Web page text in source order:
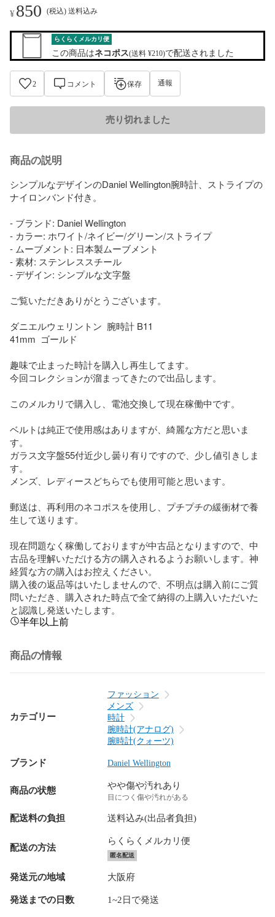
¥850 (税込) 送料込み
らくらくメルカリ便
この商品はネコポス(送料 ¥210)で配送されました
2 コメント 保存 通報
売り切れました
商品の説明
シンプルなデザインのDaniel Wellington腕時計、ストライプの
ナイロンバンド付き。
- ブランド: Daniel Wellington
- カラー: ホワイト/ネイビー/グリーン/ストライプ
- ムーブメント: 日本製ムーブメント
- 素材: ステンレススチール
- デザイン: シンプルな文字盤
ご覧いただきありがとうございます。
ダニエルウェリントン  腕時計 B11
41mm  ゴールド
趣味で止まった時計を購入し再生してます。
今回コレクションが溜まってきたので出品します。
このメルカリで購入し、電池交換して現在稼働中です。
ベルトは純正で使用感はありますが、綺麗な方だと思いま
す。
ガラス文字盤55付近少し曇り有りですので、少し値引きしま
す。
メンズ、レディースどちらでも使用可能と思います。
郵送は、再利用のネコポスを使用し、プチプチの緩衝材で養
生して送ります。
現在問題なく稼働しておりますが中古品となりますので、中
古品を理解いただける方の購入されるようお願いします。神
経質な方の購入はお控えください。
購入後の返品等はいたしませんので、不明点は購入前にご質
問いただき、購入された時点で全て納得の上購入いただいた
と認識し発送いたします。
半年以上前
商品の情報
カテゴリー
ファッション
メンズ
時計
腕時計(アナログ)
腕時計(クォーツ)
ブランド Daniel Wellington
商品の状態 やや傷や汚れあり
目につく傷や汚れがある
配送料の負担 送料込み(出品者負担)
配送の方法
らくらくメルカリ便
匿名配送
発送元の地域 大阪府
発送までの日数 1~2日で発送